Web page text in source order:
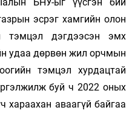
эсрэг хамгийн олон
тэмцэл дэгдээсэн эмх
удаа дөрвөн жил орчмын
тэмцэл хурдацтай
буй ч 2022 оных
хараахан аваагүй байгаа